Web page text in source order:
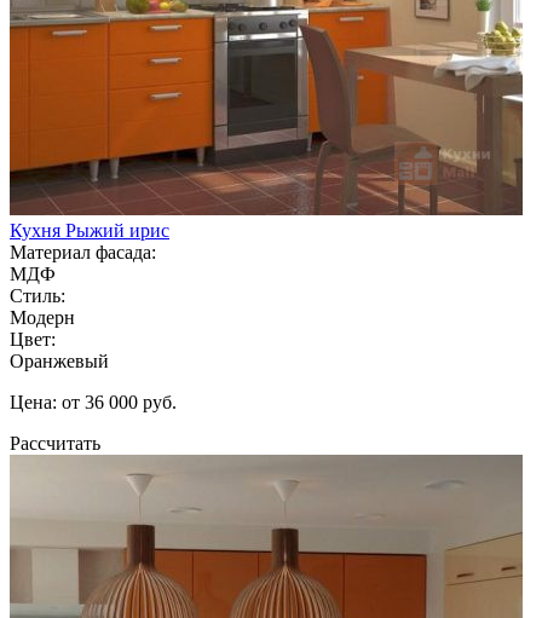
Кухня Рыжий ирис
Материал фасада:
МДФ
Стиль:
Модерн
Цвет:
Оранжевый
Цена: от 36 000 руб.
Рассчитать